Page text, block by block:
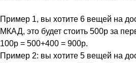
Пример 1, вы хотите 6 вещей на
МКАД, это будет стоить 500р за
100р = 500+400 = 900р.
Пример 2: вы хотите 5 вещей на